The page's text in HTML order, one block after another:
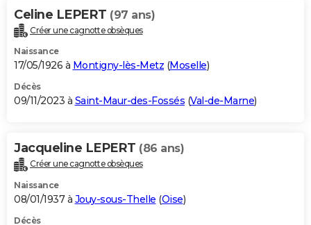
Celine LEPERT (97 ans)
Créer une cagnotte obsèques
Naissance
17/05/1926 à Montigny-lès-Metz (Moselle)
Décès
09/11/2023 à Saint-Maur-des-Fossés (Val-de-Marne)
Jacqueline LEPERT (86 ans)
Créer une cagnotte obsèques
Naissance
08/01/1937 à Jouy-sous-Thelle (Oise)
Décès